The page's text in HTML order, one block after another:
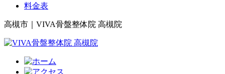
料金表
高槻市｜VIVA骨盤整体院 高槻院